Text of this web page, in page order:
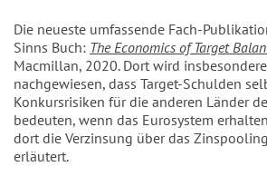
Die neueste umfassende Fach-
Sinns Buch: The Economics of Target
Macmillan, 2020. Dort wird
nachgewiesen, dass Target-Schulden
Konkursrisiken für die anderen Länder
bedeuten, wenn das Eurosystem
dort die Verzinsung über das
erläutert.